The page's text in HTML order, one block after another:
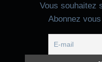
Vous souhaitez
Abonnez